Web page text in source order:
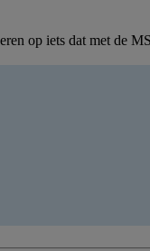
op iets dat met de